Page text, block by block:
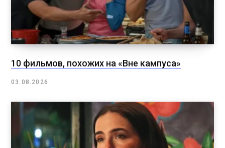
10 фильмов, похожих на «Вне кампуса»
03.08.2026